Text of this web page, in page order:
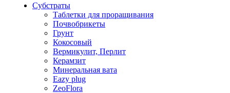
Субстраты
Таблетки для проращивания
Почвобрикеты
Грунт
Кокосовый
Вермикулит, Перлит
Керамзит
Минеральная вата
Eazy plug
ZeoFlora